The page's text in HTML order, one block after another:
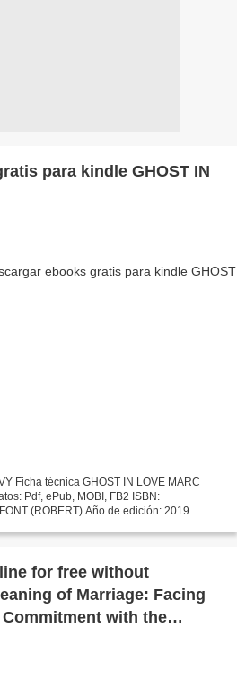
para kindle GHOST IN
Ficha técnica GHOST IN LOVE MARC
Pdf, ePub, MOBI, FB2 ISBN:
(ROBERT) Año de edición: 2019
for free without
of Marriage: Facing
with the